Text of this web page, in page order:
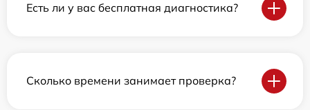
Есть ли у вас бесплатная диагностика?
Сколько времени занимает проверка?